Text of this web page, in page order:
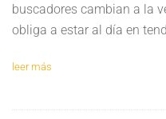
buscadores cambian a la
obliga a estar al día en
leer más